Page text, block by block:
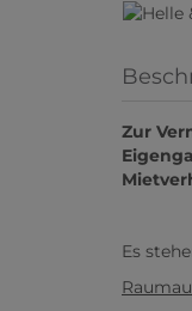
Zur
Es